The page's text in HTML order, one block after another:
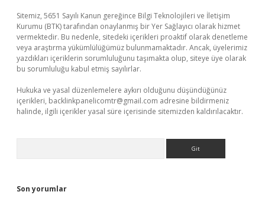
Sitemiz, 5651 Sayılı Kanun gereğince Bilgi Teknolojileri ve İletişim
Kurumu (BTK) tarafından onaylanmış bir Yer Sağlayıcı olarak hizmet
vermektedir. Bu nedenle, sitedeki içerikleri proaktif olarak denetleme
veya araştırma yükümlülüğümüz bulunmamaktadır. Ancak, üyelerimiz
yazdıkları içeriklerin sorumluluğunu taşımakta olup, siteye üye olarak
bu sorumluluğu kabul etmiş sayılırlar.
Hukuka ve yasal düzenlemelere aykırı olduğunu düşündüğünüz
içerikleri, backlinkpanelicomtr@gmail.com adresine bildirmeniz
halinde, ilgili içerikler yasal süre içerisinde sitemizden kaldırılacaktır.
Son yorumlar